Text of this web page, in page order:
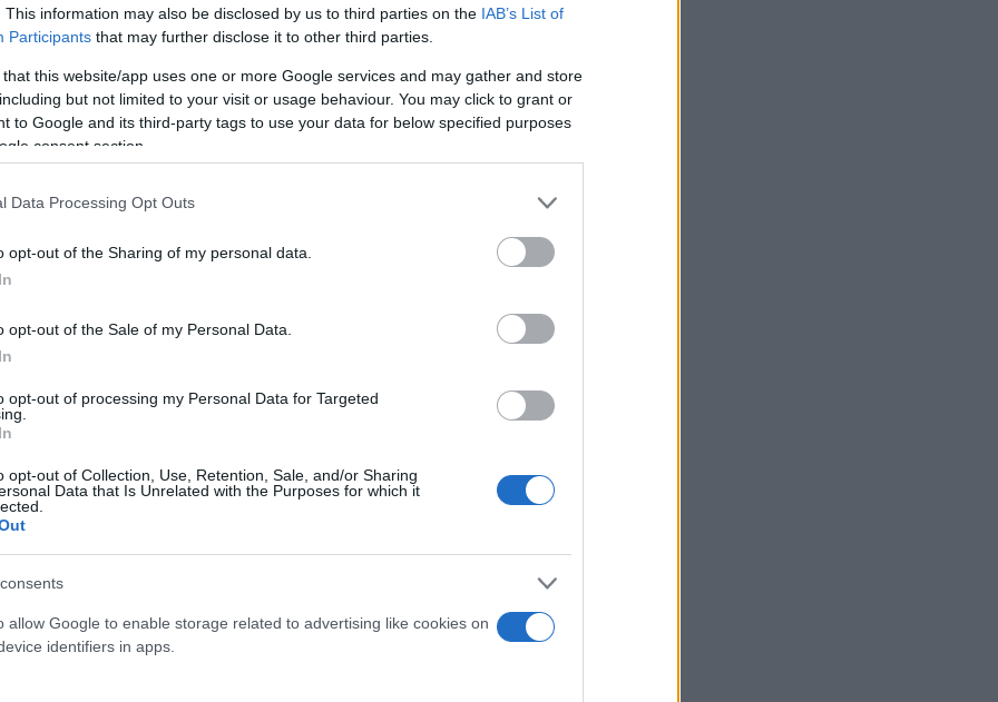
This information may also be disclosed by us to third parties on the IAB’s List of
Participants that may further disclose it to other third parties.
that this website/app uses one or more Google services and may gather and store
but not limited to your visit or usage behaviour. You may click to grant or
to Google and its third-party tags to use your data for below specified purposes
consent section.
Data Processing Opt Outs
opt-out of the Sharing of my personal data.
opt-out of the Sale of my Personal Data.
opt-out of processing my Personal Data for Targeted
opt-out of Collection, Use, Retention, Sale, and/or Sharing
Data that Is Unrelated with the Purposes for which it
allow Google to enable storage related to advertising like cookies on
identifiers in apps.
Flash.gr στην αναζήτηση τηςGoogle
σε ελέγχους της Τροχαίας από 19 έως 25
μοτοσικλετιστής με αδυναμία στις κόντρες και τα